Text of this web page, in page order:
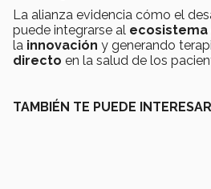
La alianza evidencia cómo el
puede integrarse al
la innovación y generando
directo en la salud de los
TAMBIÉN TE PUEDE